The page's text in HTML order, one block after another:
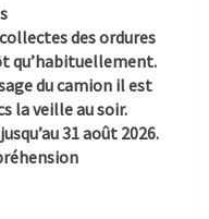
des ordures
qu’habituellement.
du camion il est
la veille au soir.
31 août 2026.